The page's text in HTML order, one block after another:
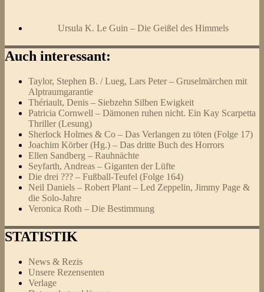
Ursula K. Le Guin – Die Geißel des Himmels
Auch interessant:
Taylor, Stephen B. / Lueg, Lars Peter – Gruselmärchen mit
Alptraumgarantie
Thériault, Denis – Siebzehn Silben Ewigkeit
Patricia Cornwell – Dämonen ruhen nicht. Ein Kay Scarpetta
Thriller (Lesung)
Sherlock Holmes & Co – Das Verlangen zu töten (Folge 17)
Joachim Körber (Hg.) – Das dritte Buch des Horrors
Ellen Sandberg – Rauhnächte
Seyfarth, Andreas – Giganten der Lüfte
Die drei ??? – Fußball-Teufel (Folge 164)
Neil Daniels – Robert Plant – Led Zeppelin, Jimmy Page &
die Solo-Jahre
Veronica Roth – Die Bestimmung
STATISTIK
News & Rezis
Unsere Rezensenten
Verlage